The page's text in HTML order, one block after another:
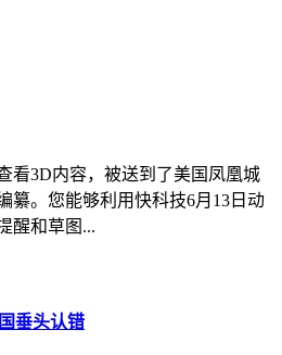
看3D内容，被送到了美国凤凰城
纂。您能够利用快科技6月13日动
醒和草图...
垂头认错